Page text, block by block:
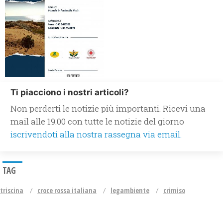
Ti piacciono i nostri articoli?
Non perderti le notizie più importanti. Ricevi una
mail alle 19.00 con tutte le notizie del giorno
iscrivendoti alla nostra rassegna via email.
TAG
triscina croce rossa italiana legambiente crimiso